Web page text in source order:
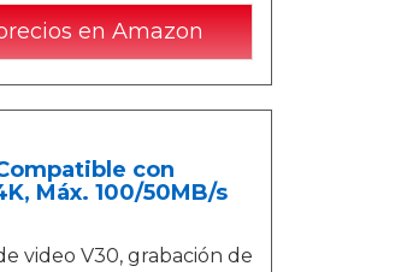
en Amazon
con
Máx. 100/50MB/s
video V30, grabación de